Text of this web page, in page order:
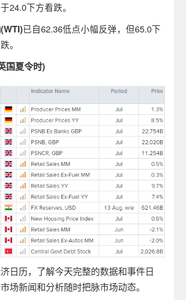
24.0下方看跌。
(WTI)已自62.36低点小幅反弹，但65.0下
。
国夏令时)
日历，了解今天完整的数据和事件日
场新闻和分析随时把脉市场动态。